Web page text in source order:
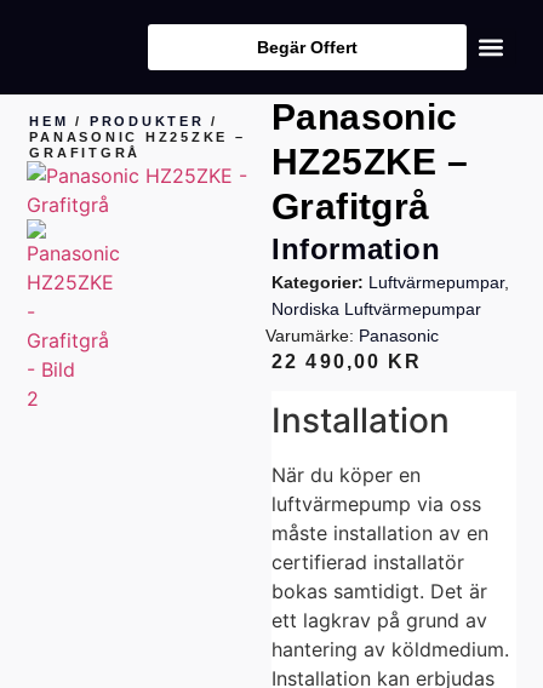
Begär Offert
HEM / PRODUKTER
/
PANASONIC HZ25ZKE –
GRAFITGRÅ
Panasonic
HZ25ZKE –
Grafitgrå
Information
Kategorier: Luftvärmepumpar,
Nordiska Luftvärmepumpar
Varumärke: Panasonic
22 490,00 KR
Installation
När du köper en
luftvärmepump via oss
måste installation av en
certifierad installatör
bokas samtidigt. Det är
ett lagkrav på grund av
hantering av köldmedium.
Installation kan erbjudas